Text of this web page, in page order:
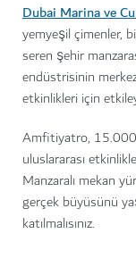
Dubai Marina ve
yemyeşil çimenler,
seren şehir
endüstrisinin
etkinlikleri için
Amfitiyatro, 15.000
uluslararası
Manzaralı mekan
gerçek büyüsünü
katılmalısınız.